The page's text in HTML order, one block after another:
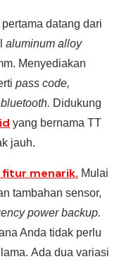
datang dari
aluminum alloy
Menyediakan
pass code,
bluetooth. Didukung
yang bernama TT
jauh.
fitur menarik. Mulai
tambahan sensor,
power backup.
Anda tidak perlu
Ada dua variasi